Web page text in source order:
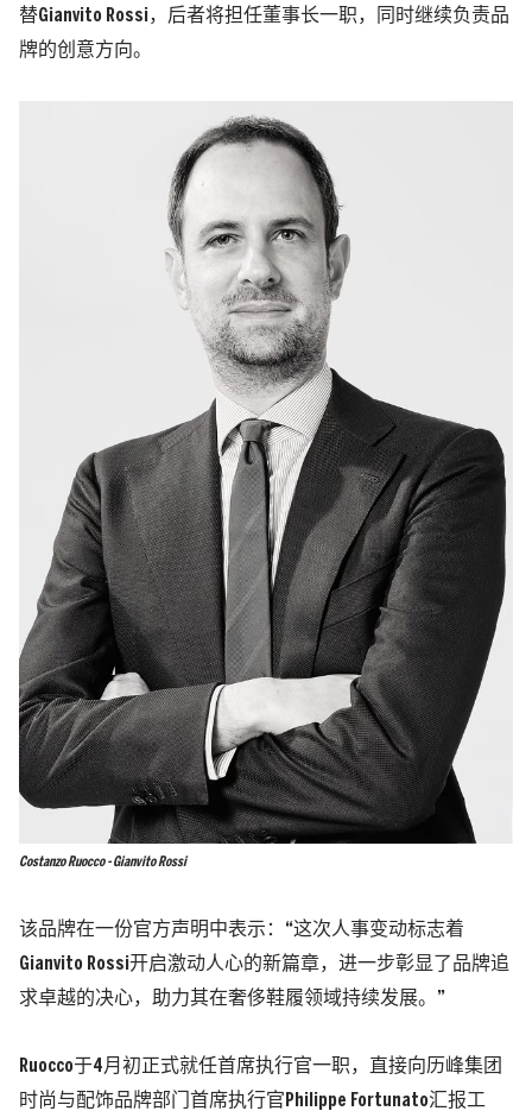
替Gianvito Rossi，后者将担任董事长一职，同时继续负责品
牌的创意方向。
Costanzo Ruocco - Gianvito Rossi
该品牌在一份官方声明中表示：“这次人事变动标志着
Gianvito Rossi开启激动人心的新篇章，进一步彰显了品牌追
求卓越的决心，助力其在奢侈鞋履领域持续发展。”
Ruocco于4月初正式就任首席执行官一职，直接向历峰集团
时尚与配饰品牌部门首席执行官Philippe Fortunato汇报工